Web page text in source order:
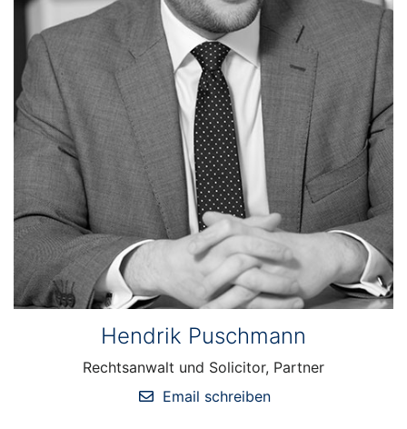
Hendrik Puschmann
Rechtsanwalt und Solicitor, Partner
Email schreiben